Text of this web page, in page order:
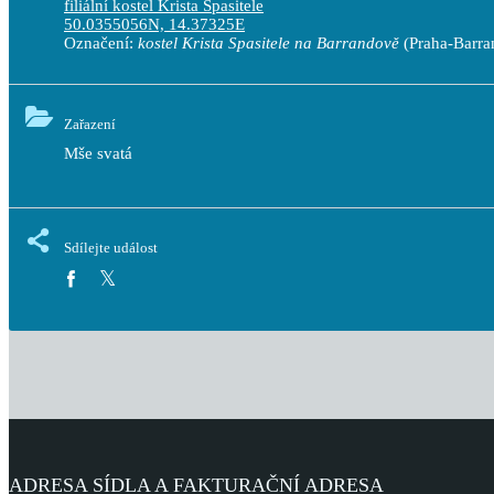
filiální kostel Krista Spasitele
50.0355056N, 14.37325E
Označení: kostel Krista Spasitele na Barrandově (Praha-
Zařazení
Mše svatá
Sdílejte událost
ADRESA SÍDLA A FAKTURAČNÍ ADRESA